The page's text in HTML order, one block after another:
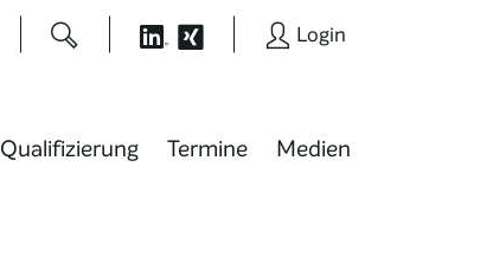
Login
Qualifizierung Termine Medien